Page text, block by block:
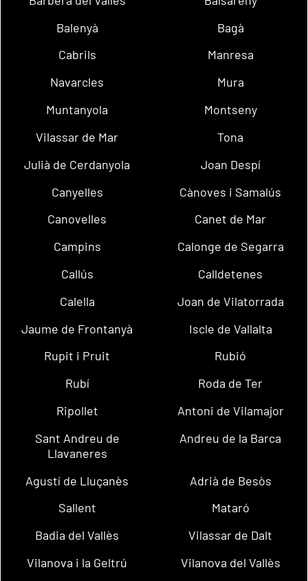
Balenyà
Bagà
Cabrils
Manresa
Navarcles
Mura
Muntanyola
Montseny
Vilassar de Mar
Tona
Julià de Cerdanyola
Joan Despí
Canyelles
Cànoves i Samalús
Canovelles
Canet de Mar
Campins
Calonge de Segarra
Callús
Calldetenes
Calella
Joan de Vilatorrada
Jaume de Frontanyà
Iscle de Vallalta
Rupit i Pruit
Rubió
Rubí
Roda de Ter
Ripollet
Antoni de Vilamajor
Sant Andreu de
Llavaneres
Andreu de la Barca
Agustí de Lluçanès
Adrià de Besòs
Sallent
Mataró
Badia del Vallès
Vilassar de Dalt
Vilanova i la Geltrú
Vilanova del Vallès